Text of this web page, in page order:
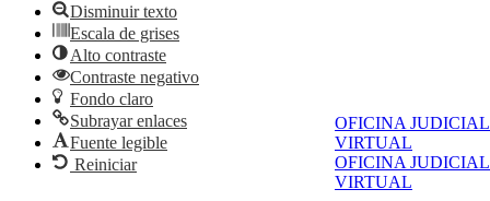
OFICINA JUDICIAL
VIRTUAL
OFICINA JUDICIAL
VIRTUAL
Disminuir texto
Escala de grises
Alto contraste
Contraste negativo
Fondo claro
Subrayar enlaces
Fuente legible
Reiniciar